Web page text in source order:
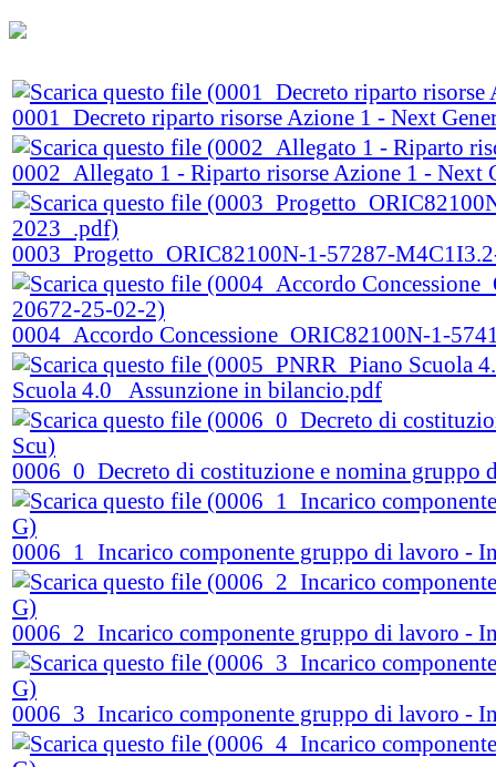
0001_Decreto riparto risorse Azione 1 - Next
0002_Allegato 1 - Riparto risorse Azione 1 - Next
0003_Progetto_ORIC82100N-1-57287-
0004_Accordo Concessione_ORIC82100N-1-
Scuola 4.0_ Assunzione in bilancio.pdf
0006_0_Decreto di costituzione e nomina gruppo
0006_1_Incarico componente gruppo di lavoro -
0006_2_Incarico componente gruppo di lavoro -
0006_3_Incarico componente gruppo di lavoro -